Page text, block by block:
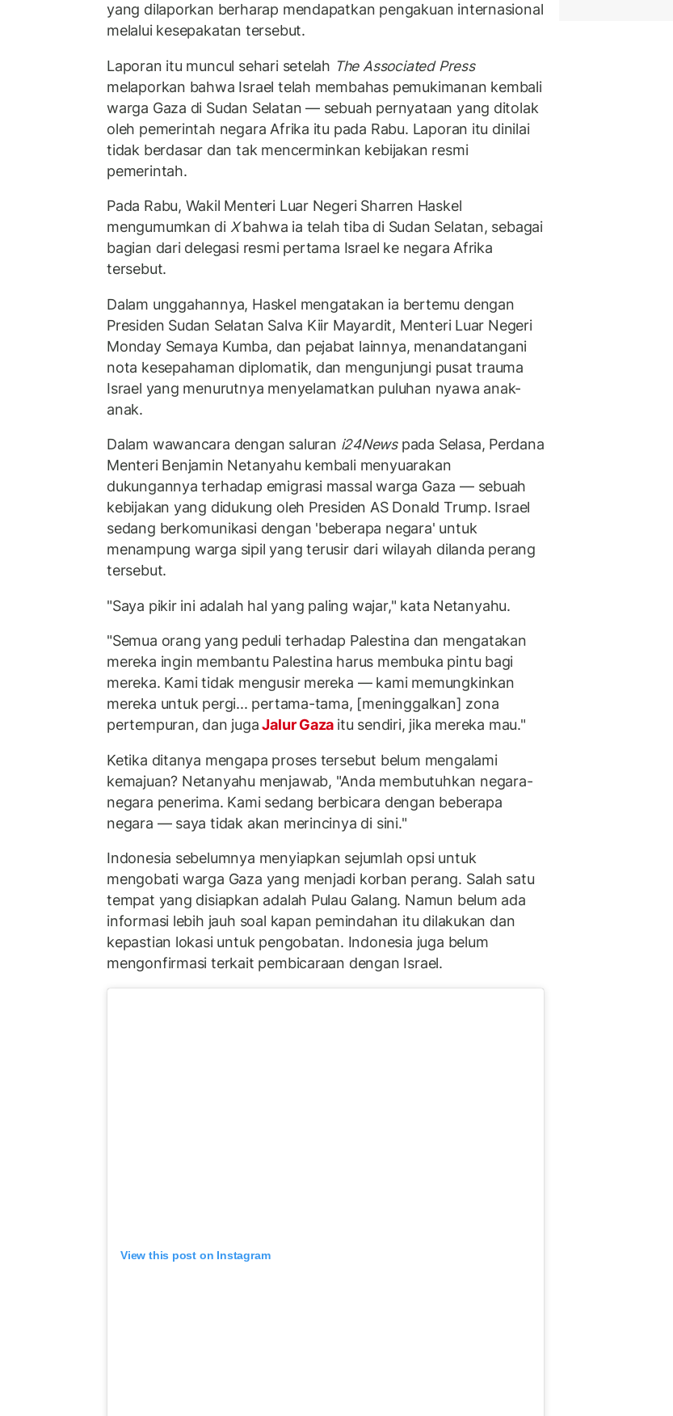
yang dilaporkan berharap mendapatkan pengakuan internasional
melalui kesepakatan tersebut.
Laporan itu muncul sehari setelah The Associated Press
melaporkan bahwa Israel telah membahas pemukimanan kembali
warga Gaza di Sudan Selatan — sebuah pernyataan yang ditolak
oleh pemerintah negara Afrika itu pada Rabu. Laporan itu dinilai
tidak berdasar dan tak mencerminkan kebijakan resmi
pemerintah.
Pada Rabu, Wakil Menteri Luar Negeri Sharren Haskel
mengumumkan di Xbahwa ia telah tiba di Sudan Selatan, sebagai
bagian dari delegasi resmi pertama Israel ke negara Afrika
tersebut.
Dalam unggahannya, Haskel mengatakan ia bertemu dengan
Presiden Sudan Selatan Salva Kiir Mayardit, Menteri Luar Negeri
Monday Semaya Kumba, dan pejabat lainnya, menandatangani
nota kesepahaman diplomatik, dan mengunjungi pusat trauma
Israel yang menurutnya menyelamatkan puluhan nyawa anak-
anak.
Dalam wawancara dengan saluran i24Newspada Selasa, Perdana
Menteri Benjamin Netanyahu kembali menyuarakan
dukungannya terhadap emigrasi massal warga Gaza — sebuah
kebijakan yang didukung oleh Presiden AS Donald Trump. Israel
sedang berkomunikasi dengan 'beberapa negara' untuk
menampung warga sipil yang terusir dari wilayah dilanda perang
tersebut.
"Saya pikir ini adalah hal yang paling wajar," kata Netanyahu.
"Semua orang yang peduli terhadap Palestina dan mengatakan
mereka ingin membantu Palestina harus membuka pintu bagi
mereka. Kami tidak mengusir mereka — kami memungkinkan
mereka untuk pergi... pertama-tama, [meninggalkan] zona
pertempuran, dan jugaJalur Gaza itu sendiri, jika mereka mau."
Ketika ditanya mengapa proses tersebut belum mengalami
kemajuan? Netanyahu menjawab, "Anda membutuhkan negara-
negara penerima. Kami sedang berbicara dengan beberapa
negara — saya tidak akan merincinya di sini."
Indonesia sebelumnya menyiapkan sejumlah opsi untuk
mengobati warga Gaza yang menjadi korban perang. Salah satu
tempat yang disiapkan adalah Pulau Galang. Namun belum ada
informasi lebih jauh soal kapan pemindahan itu dilakukan dan
kepastian lokasi untuk pengobatan. Indonesia juga belum
mengonfirmasi terkait pembicaraan dengan Israel.
View this post on Instagram